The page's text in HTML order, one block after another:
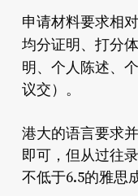
申请材料要求相
均分证明、打分
明、个人陈述、
议交）。
港大的语言要求
即可，但从过往
不低于6.5的雅思